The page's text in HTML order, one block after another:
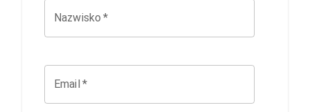
Nazwisko *
Email *